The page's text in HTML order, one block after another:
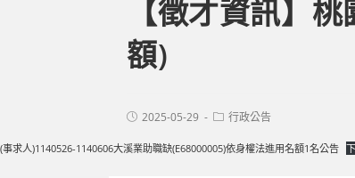
【徵才資訊】
額)
2025-05-29 行政公告
(事求人)1140526-1140606大溪業助職缺(E68000005)依身權法進用名額1名公告